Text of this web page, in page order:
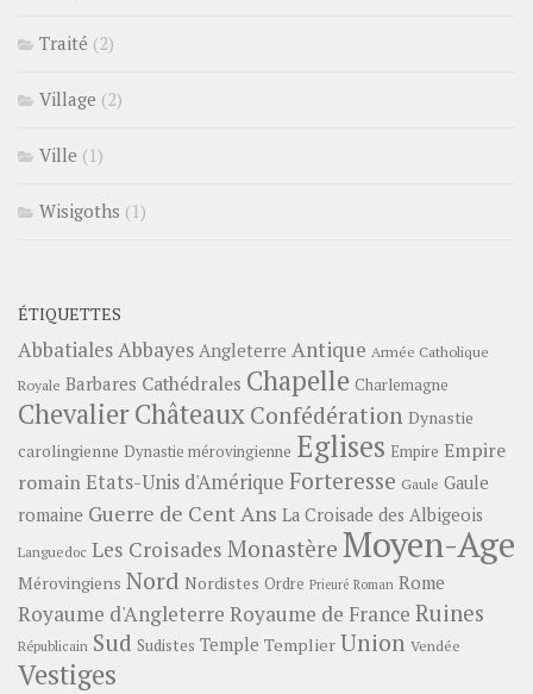
Traité (2)
Village (2)
Ville (1)
Wisigoths (1)
ÉTIQUETTES
Abbatiales Abbayes Angleterre Antique Armée Catholique
Royale Barbares Cathédrales Chapelle Charlemagne
ChevalierChâteauxConfédération Dynastie
carolingienne Dynastie mérovingienne Eglises Empire Empire
romainEtats-Unis d'Amérique Forteresse Gaule Gaule
romaine Guerre de Cent Ans La Croisade des Albigeois
Languedoc Les Croisades Monastère Moyen-Age
Mérovingiens Nord Nordistes Ordre Prieuré Roman Rome
Royaume d'Angleterre Royaume de France Ruines
Républicain Sud Sudistes Temple Templier Union Vendée
Vestiges